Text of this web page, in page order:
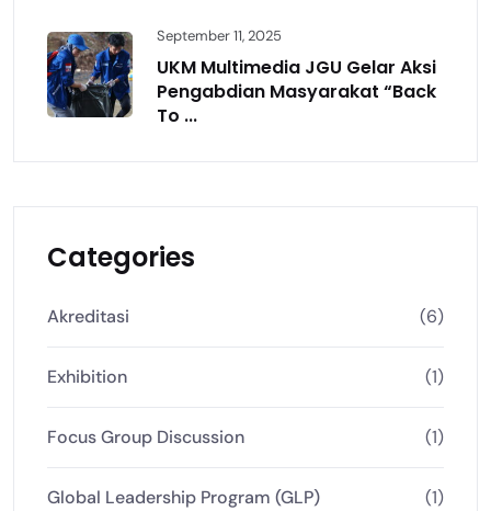
September 11, 2025
UKM Multimedia JGU Gelar Aksi
Pengabdian Masyarakat “Back
To ...
Categories
Akreditasi (6)
Exhibition (1)
Focus Group Discussion (1)
Global Leadership Program (GLP) (1)